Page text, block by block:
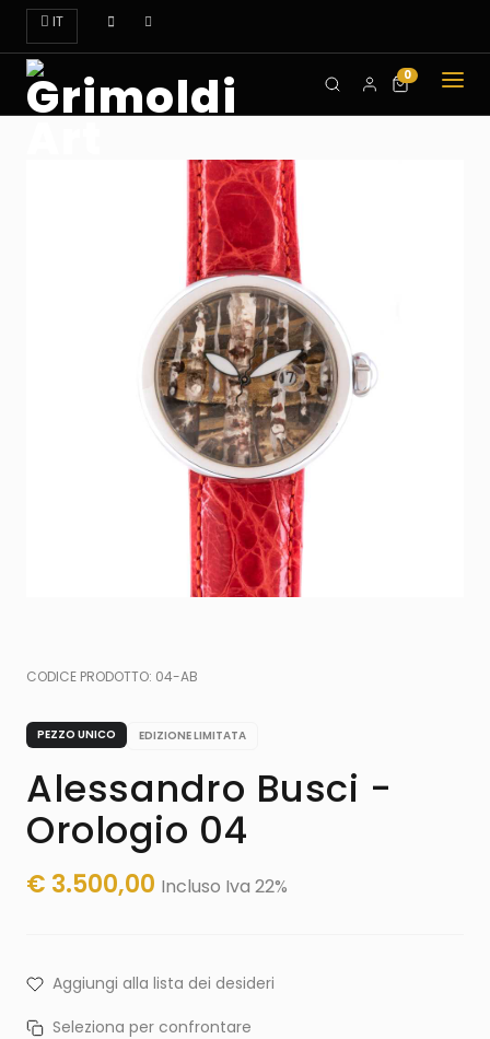
IT
OROLOGI
ART
DOVE
TROVARCI
CONTATTI
0
CODICE PRODOTTO: 04-AB
PEZZO UNICO EDIZIONE LIMITATA
Alessandro Busci -
Orologio 04
€ 3.500,00 Incluso Iva 22%
Aggiungi alla lista dei desideri
Seleziona per confrontare